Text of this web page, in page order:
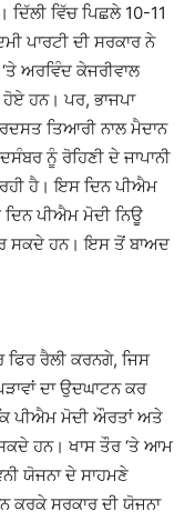
ਦਿੱਲੀ ਵਿੱਚ ਪਿਛਲੇ 10-11
ਪਾਰਟੀ ਦੀ ਸਰਕਾਰ ਨੇ
ਅਰਵਿੰਦ ਕੇਜਰੀਵਾਲ
ਹਨ। ਪਰ, ਭਾਜਪਾ
ਤਿਆਰੀ ਨਾਲ ਮੈਦਾਨ
ਨੂੰ ਰੋਹਿਣੀ ਦੇ ਜਾਪਾਨੀ
ਰਹੀ ਹੈ। ਇਸ ਦਿਨ ਪੀਐਮ
ਪੀਐਮ ਮੋਦੀ ਨਿਊ
ਸਕਦੇ ਹਨ। ਇਸ ਤੋਂ ਬਾਅਦ
ਫਿਰ ਰੈਲੀ ਕਰਨਗੇ, ਜਿਸ
ਦਾ ਉਦਘਾਟਨ ਕਰ
ਪੀਐਮ ਮੋਦੀ ਔਰਤਾਂ ਅਤੇ
ਹਨ। ਖਾਸ ਤੌਰ ‘ਤੇ ਆਮ
ਯੋਜਨਾ ਦੇ ਸਾਹਮਣੇ
ਕਰਕੇ ਸਰਕਾਰ ਦੀ ਯੋਜਨਾ